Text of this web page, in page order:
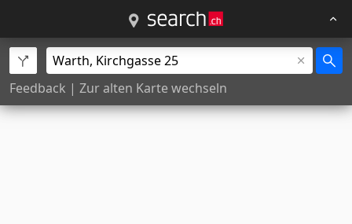
Feedback | Zur alten Karte wechseln